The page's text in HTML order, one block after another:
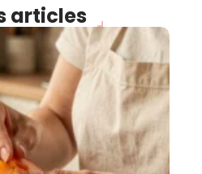
articles